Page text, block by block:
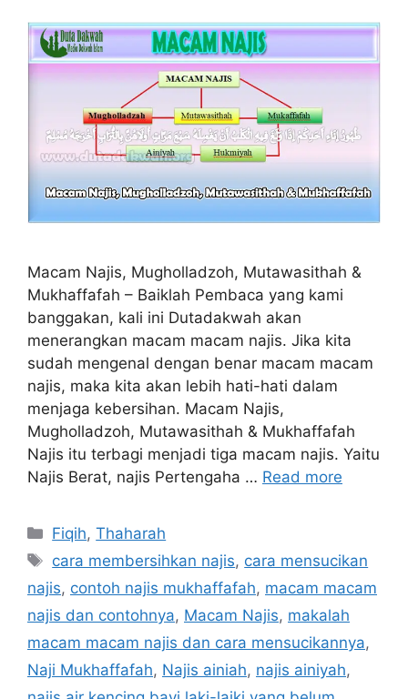
Macam Najis, Mugholladzoh, Mutawasithah &
Mukhaffafah – Baiklah Pembaca yang kami
banggakan, kali ini Dutadakwah akan
menerangkan macam macam najis. Jika kita
sudah mengenal dengan benar macam macam
najis, maka kita akan lebih hati-hati dalam
menjaga kebersihan. Macam Najis,
Mugholladzoh, Mutawasithah & Mukhaffafah
Najis itu terbagi menjadi tiga macam najis. Yaitu
Najis Berat, najis Pertengaha … Read more
Categories
Fiqih,Thaharah
Tags
cara membersihkan najis, cara mensucikan
najis, contoh najis mukhaffafah, macam macam
najis dan contohnya, Macam Najis, makalah
macam macam najis dan cara mensucikannya,
Naji Mukhaffafah, Najis ainiah, najis ainiyah,